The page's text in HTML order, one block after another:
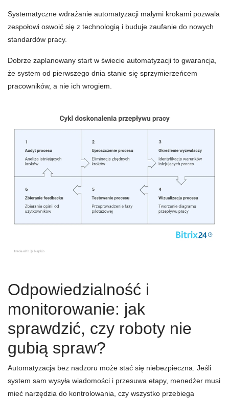
Systematyczne wdrażanie automatyzacji małymi krokami pozwala
zespołowi oswoić się z technologią i buduje zaufanie do nowych
standardów pracy.
Dobrze zaplanowany start w świecie automatyzacji to gwarancja,
że system od pierwszego dnia stanie się sprzymierzeńcem
pracowników, a nie ich wrogiem.
Odpowiedzialność i
monitorowanie: jak
sprawdzić, czy roboty nie
gubią spraw?
Automatyzacja bez nadzoru może stać się niebezpieczna. Jeśli
system sam wysyła wiadomości i przesuwa etapy, menedżer musi
mieć narzędzia do kontrolowania, czy wszystko przebiega